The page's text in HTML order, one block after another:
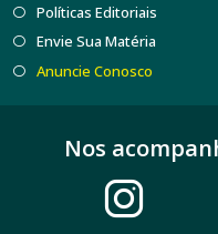
Políticas Editoriais
Envie Sua Matéria
Anuncie Conosco
Nos